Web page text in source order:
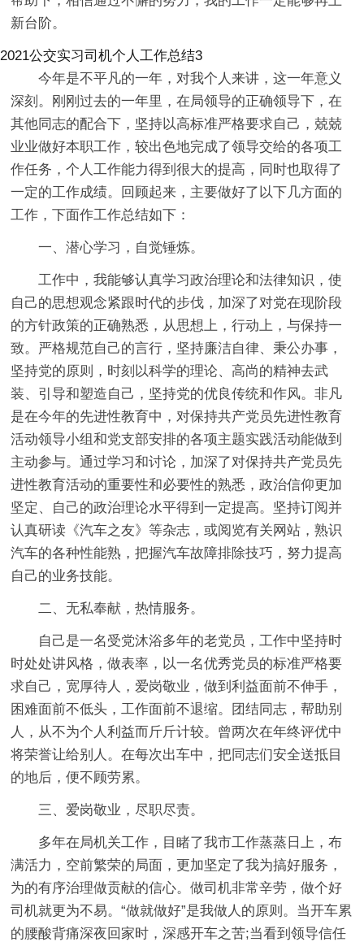
新台阶。
2021公交实习司机个人工作总结3
今年是不平凡的一年，对我个人来讲，这一年意义
深刻。刚刚过去的一年里，在局领导的正确领导下，在
其他同志的配合下，坚持以高标准严格要求自己，兢兢
业业做好本职工作，较出色地完成了领导交给的各项工
作任务，个人工作能力得到很大的提高，同时也取得了
一定的工作成绩。回顾起来，主要做好了以下几方面的
工作，下面作工作总结如下：
一、潜心学习，自觉锤炼。
工作中，我能够认真学习政治理论和法律知识，使
自己的思想观念紧跟时代的步伐，加深了对党在现阶段
的方针政策的正确熟悉，从思想上，行动上，与保持一
致。严格规范自己的言行，坚持廉洁自律、秉公办事，
坚持党的原则，时刻以科学的理论、高尚的精神去武
装、引导和塑造自己，坚持党的优良传统和作风。非凡
是在今年的先进性教育中，对保持共产党员先进性教育
活动领导小组和党支部安排的各项主题实践活动能做到
主动参与。通过学习和讨论，加深了对保持共产党员先
进性教育活动的重要性和必要性的熟悉，政治信仰更加
坚定、自己的政治理论水平得到一定提高。坚持订阅并
认真研读《汽车之友》等杂志，或阅览有关网站，熟识
汽车的各种性能熟，把握汽车故障排除技巧，努力提高
自己的业务技能。
二、无私奉献，热情服务。
自己是一名受党沐浴多年的老党员，工作中坚持时
时处处讲风格，做表率，以一名优秀党员的标准严格要
求自己，宽厚待人，爱岗敬业，做到利益面前不伸手，
困难面前不低头，工作面前不退缩。团结同志，帮助别
人，从不为个人利益而斤斤计较。曾两次在年终评优中
将荣誉让给别人。在每次出车中，把同志们安全送抵目
的地后，便不顾劳累。
三、爱岗敬业，尽职尽责。
多年在局机关工作，目睹了我市工作蒸蒸日上，布
满活力，空前繁荣的局面，更加坚定了我为搞好服务，
为的有序治理做贡献的信心。做司机非常辛劳，做个好
司机就更为不易。“做就做好”是我做人的原则。当开车累
的腰酸背痛深夜回家时，深感开车之苦;当看到领导信任